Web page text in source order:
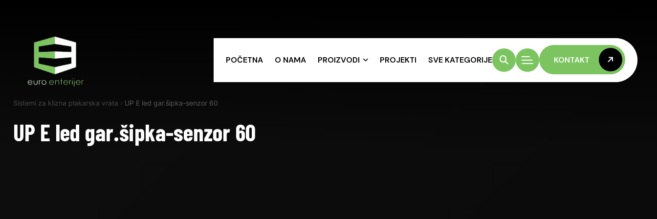
POČETNA O NAMA PROIZVODI PROJEKTI SVE KATEGORIJE KONTAKT
KONTAKT
Sistemi za klizna plakarska vrata › UP E led gar.šipka-senzor 60
UP E led gar.šipka-senzor 60